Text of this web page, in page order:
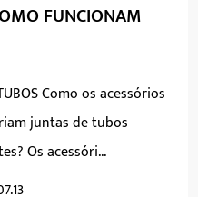
FUNCIONAM
Como os acessórios
juntas de tubos
Os acessóri...